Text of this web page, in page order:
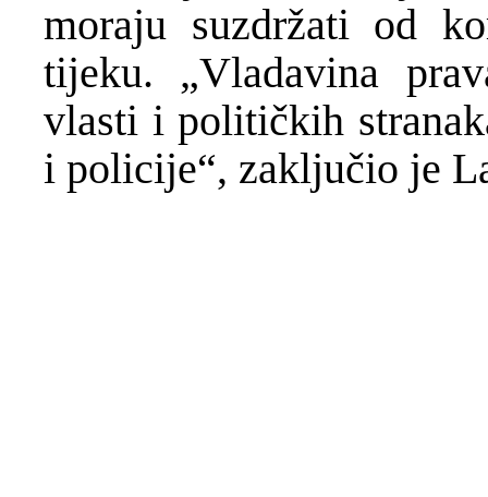
moraju suzdržati od
tijeku. „Vladavina
vlasti i političkih
i policije“, zaključio je